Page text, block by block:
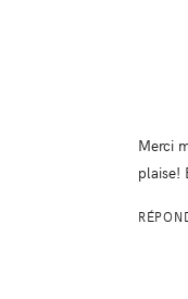
Merci
plaise!